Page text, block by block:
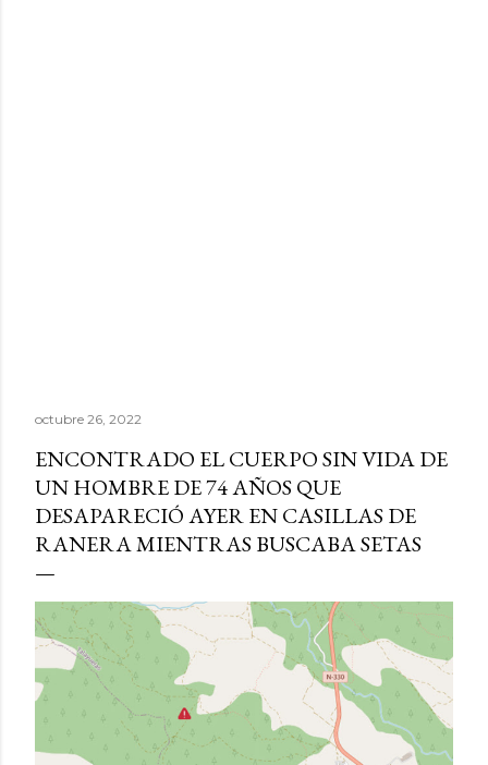
octubre 26, 2022
ENCONTRADO EL CUERPO SIN VIDA DE
UN HOMBRE DE 74 AÑOS QUE
DESAPARECIÓ AYER EN CASILLAS DE
RANERA MIENTRAS BUSCABA SETAS